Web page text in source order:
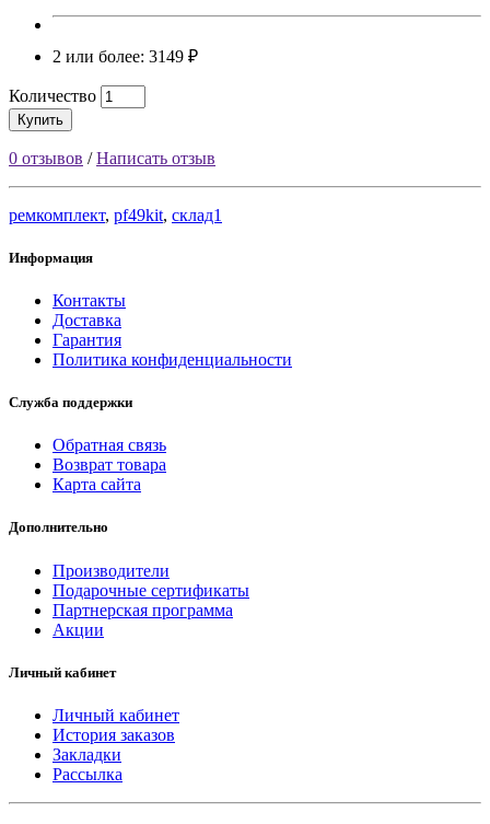
2 или более: 3149 ₽
Количество
Купить
0 отзывов /Написать отзыв
ремкомплект, pf49kit, склад1
Информация
Контакты
Доставка
Гарантия
Политика конфиденциальности
Служба поддержки
Обратная связь
Возврат товара
Карта сайта
Дополнительно
Производители
Подарочные сертификаты
Партнерская программа
Акции
Личный кабинет
Личный кабинет
История заказов
Закладки
Рассылка